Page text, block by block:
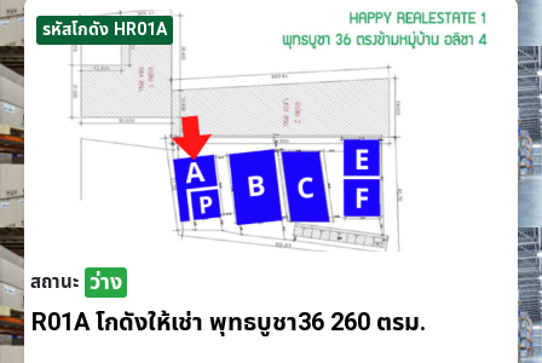
รหัสโกดัง HR01A
สถานะ ว่าง
R01A โกดังให้เช่า พุทธบูชา36 260 ตรม.